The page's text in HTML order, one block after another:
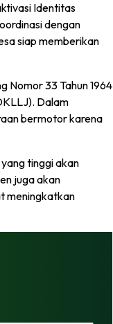
Identitas
dengan
siap memberikan
Nomor 33 Tahun 1964
Dalam
bermotor karena
tinggi akan
juga akan
meningkatkan